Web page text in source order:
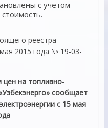
с учетом
реестра
2015 года № 19-03-
цен на топливно-
сообщает
с 15 мая